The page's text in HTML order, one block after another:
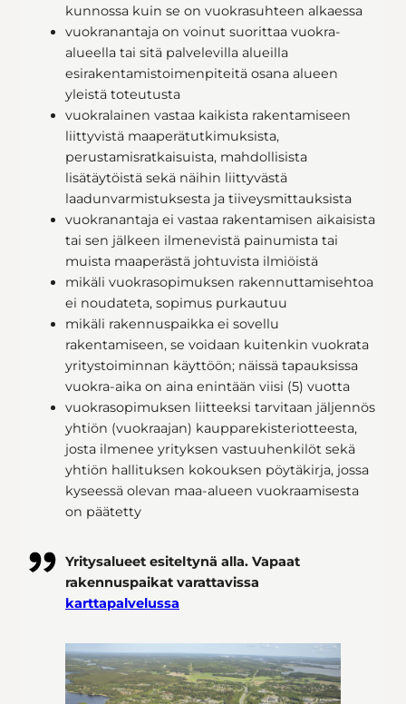
kunnossa kuin se on vuokrasuhteen alkaessa
vuokranantaja on voinut suorittaa vuokra-
alueella tai sitä palvelevilla alueilla
esirakentamistoimenpiteitä osana alueen
yleistä toteutusta
vuokralainen vastaa kaikista rakentamiseen
liittyvistä maaperätutkimuksista,
perustamisratkaisuista, mahdollisista
lisätäytöistä sekä näihin liittyvästä
laadunvarmistuksesta ja tiiveysmittauksista
vuokranantaja ei vastaa rakentamisen aikaisista
tai sen jälkeen ilmenevistä painumista tai
muista maaperästä johtuvista ilmiöistä
mikäli vuokrasopimuksen rakennuttamisehtoa
ei noudateta, sopimus purkautuu
mikäli rakennuspaikka ei sovellu
rakentamiseen, se voidaan kuitenkin vuokrata
yritystoiminnan käyttöön; näissä tapauksissa
vuokra-aika on aina enintään viisi (5) vuotta
vuokrasopimuksen liitteeksi tarvitaan jäljennös
yhtiön (vuokraajan) kaupparekisteriotteesta,
josta ilmenee yrityksen vastuuhenkilöt sekä
yhtiön hallituksen kokouksen pöytäkirja, jossa
kyseessä olevan maa-alueen vuokraamisesta
on päätetty
Yritysalueet esiteltynä alla. Vapaat
rakennuspaikat varattavissa
karttapalvelussa